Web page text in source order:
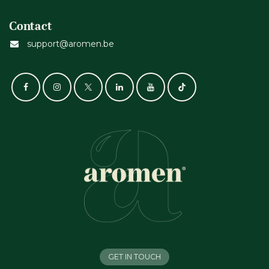
Contact
support@aromen.be
GET IN TOUCH